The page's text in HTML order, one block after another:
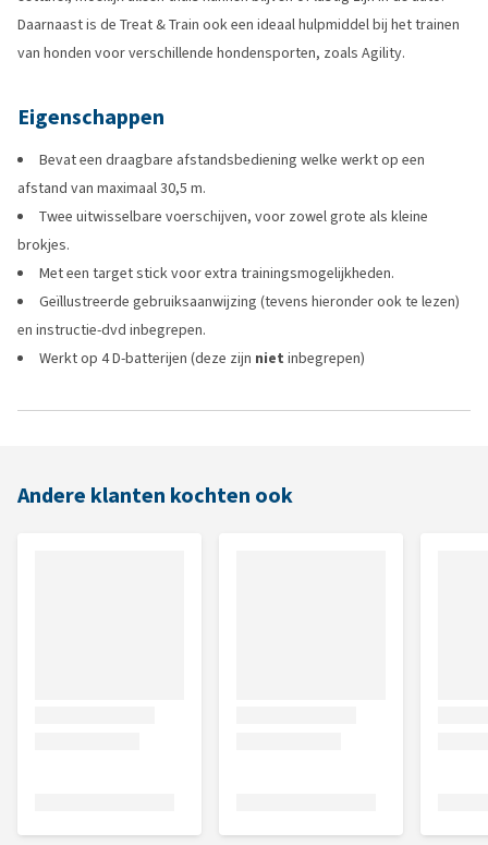
Daarnaast is de Treat & Train ook een ideaal hulpmiddel bij het trainen
van honden voor verschillende hondensporten, zoals Agility.
Eigenschappen
Bevat een draagbare afstandsbediening welke werkt op een
afstand van maximaal 30,5 m.
Twee uitwisselbare voerschijven, voor zowel grote als kleine
brokjes.
Met een target stick voor extra trainingsmogelijkheden.
Geïllustreerde gebruiksaanwijzing (tevens hieronder ook te lezen)
en instructie-dvd inbegrepen.
Werkt op 4 D-batterijen (deze zijn niet inbegrepen)
Andere klanten kochten ook